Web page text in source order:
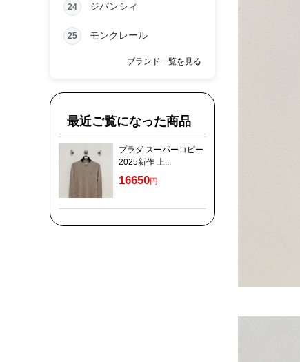
24 ジバンシィ
25 モンクレール
ブランド一覧を見る
最近ご覧になった商品
プラダ スーパーコピー
2025新作 上...
16650円